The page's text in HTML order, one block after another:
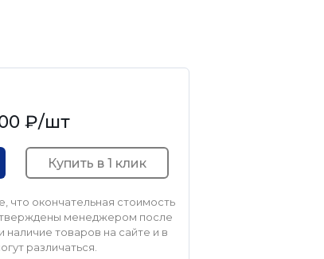
₽/шт
Купить в 1 клик
окончательная стоимость
менеджером после
наличие товаров на сайте и в
различаться.